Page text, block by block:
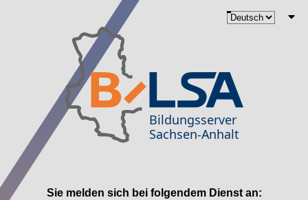
Sie melden sich bei folgendem Dienst an: